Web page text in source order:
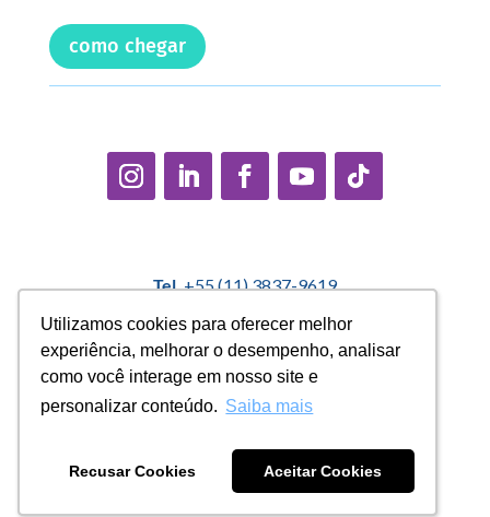
Utilizamos cookies para oferecer melhor
experiência, melhorar o desempenho, analisar
como você interage em nosso site e
personalizar conteúdo. Saiba mais
Recusar Cookies Aceitar Cookies
Utilizamos cookies para oferecer melhor
experiência, melhorar o desempenho, analisar
como você interage em nosso site e
personalizar conteúdo. Saiba mais
Recusar Cookies Aceitar Cookies
como chegar
Tel.+55 (11) 3837-9619
Política Interna de Proteção de Dados |Encarregado de
Dados: Marcelo Correa |
denuncias@casadopequenocidadao.org.br